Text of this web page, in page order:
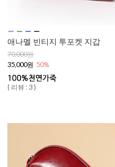
애나멜 빈티지 투포켓 지갑
70,000원
35,000원 50%
( 리뷰 : 3 )